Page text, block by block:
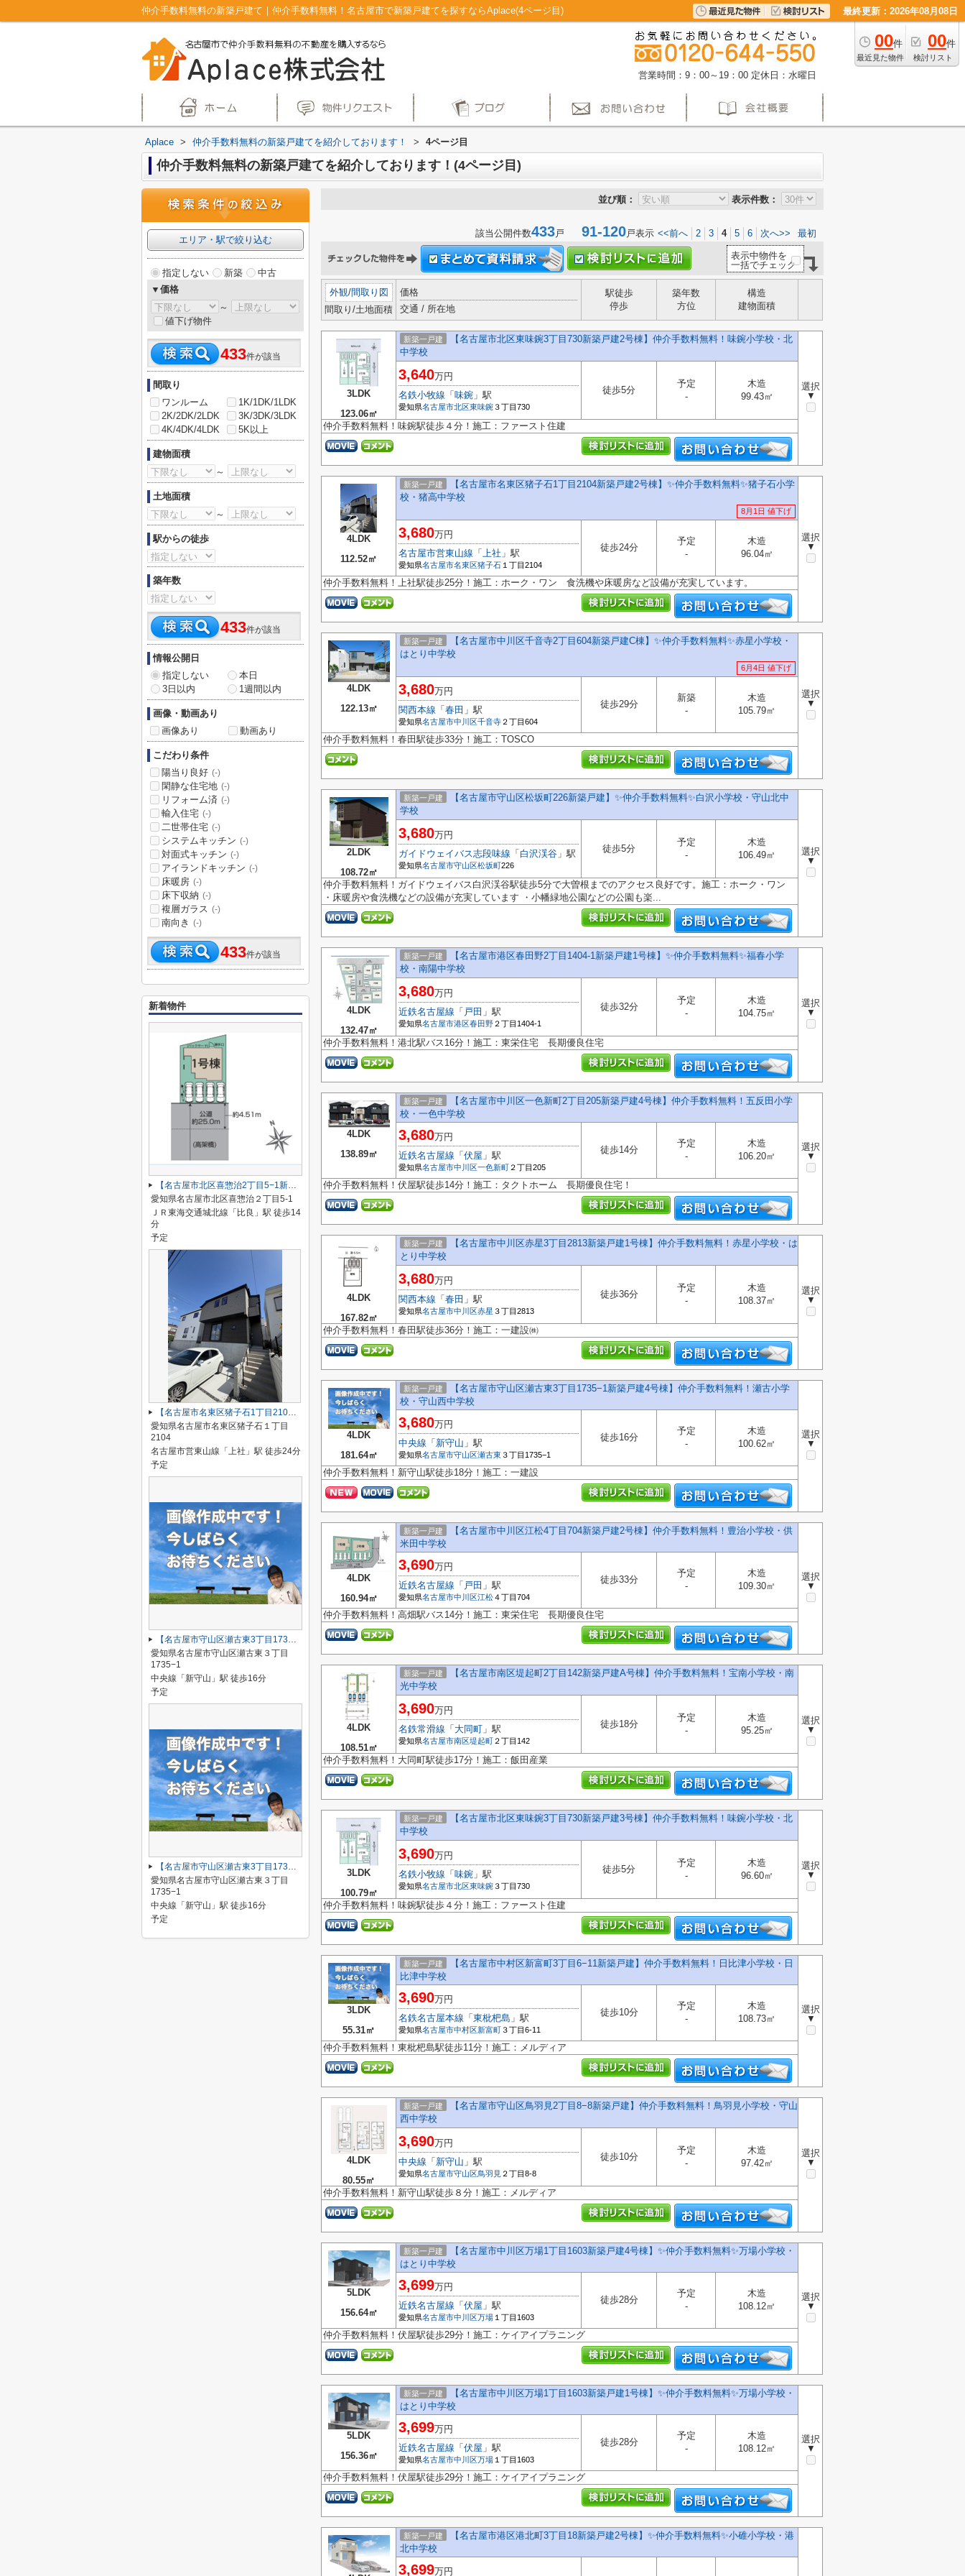
仲介手数料無料の新築戸建て｜仲介手数料無料！名古屋市で新築戸建てを探すならAplace(4ページ目) 最終更新：2026年08月08日
00件
最近見た物件
00件
検討リスト
営業時間：9：00～19：00 定休日：水曜日
Aplace > 仲介手数料無料の新築戸建てを紹介しております！ > 4ページ目
仲介手数料無料の新築戸建てを紹介しております！(4ページ目)
並び順： 表示件数：
該当公開件数433戸 91-120戸表示 <<前へ 2 3 4 5 6 次へ>> 最初
表示中物件を
一括でチェック
外観/間取り図
間取り/土地面積
価格
交通 / 所在地
駅徒歩
停歩
築年数
方位
構造
建物面積
3LDK
123.06㎡
新築一戸建
【名古屋市北区東味鋺3丁目730新築戸建2号棟】仲介手数料無料！味鋺小学校・北
中学校
選択
▼
3,640万円
名鉄小牧線 「 味鋺 」駅
愛知県名古屋市北区東味鋺３丁目730
徒歩5分
予定
-
木造
99.43㎡
仲介手数料無料！味鋺駅徒歩４分！施工：ファースト住建
4LDK
112.52㎡
新築一戸建
【名古屋市名東区猪子石1丁目2104新築戸建2号棟】✨️仲介手数料無料✨️猪子石小学
校・猪高中学校
8月1日 値下げ
選択
▼
3,680万円
名古屋市営東山線 「 上社 」駅
愛知県名古屋市名東区猪子石 １丁目2104
徒歩24分
予定
-
木造
96.04㎡
仲介手数料無料！上社駅徒歩25分！施工：ホーク・ワン 食洗機や床暖房など設備が充実しています。
4LDK
122.13㎡
新築一戸建
【名古屋市中川区千音寺2丁目604新築戸建C棟】✨️仲介手数料無料✨️赤星小学校・
はとり中学校
6月4日 値下げ
選択
▼
3,680万円
関西本線 「 春田 」駅
愛知県名古屋市中川区千音寺 ２丁目604
徒歩29分
新築
-
木造
105.79㎡
仲介手数料無料！春田駅徒歩33分！施工：TOSCO
2LDK
108.72㎡
新築一戸建
【名古屋市守山区松坂町226新築戸建】✨️仲介手数料無料✨️白沢小学校・守山北中
学校
選択
▼
3,680万円
ガイドウェイバス志段味線 「 白沢渓谷 」駅
愛知県名古屋市守山区松坂町226
徒歩5分
予定
-
木造
106.49㎡
仲介手数料無料！ガイドウェイバス白沢渓谷駅徒歩5分で大曽根までのアクセス良好です。施工：ホーク・ワン
・床暖房や食洗機などの設備が充実しています ・小幡緑地公園などの公園も楽...
4LDK
132.47㎡
新築一戸建
【名古屋市港区春田野2丁目1404-1新築戸建1号棟】✨️仲介手数料無料✨️福春小学
校・南陽中学校
選択
▼
3,680万円
近鉄名古屋線 「 戸田 」駅
愛知県名古屋市港区春田野 ２丁目1404-1
徒歩32分
予定
-
木造
104.75㎡
仲介手数料無料！港北駅バス16分！施工：東栄住宅 長期優良住宅
4LDK
138.89㎡
新築一戸建
【名古屋市中川区一色新町2丁目205新築戸建4号棟】仲介手数料無料！五反田小学
校・一色中学校
選択
▼
3,680万円
近鉄名古屋線 「 伏屋 」駅
愛知県名古屋市中川区一色新町 ２丁目205
徒歩14分
予定
-
木造
106.20㎡
仲介手数料無料！伏屋駅徒歩14分！施工：タクトホーム 長期優良住宅！
4LDK
167.82㎡
新築一戸建
【名古屋市中川区赤星3丁目2813新築戸建1号棟】仲介手数料無料！赤星小学校・は
とり中学校
選択
▼
3,680万円
関西本線 「 春田 」駅
愛知県名古屋市中川区赤星 ３丁目2813
徒歩36分
予定
-
木造
108.37㎡
仲介手数料無料！春田駅徒歩36分！施工：一建設㈱
4LDK
181.64㎡
新築一戸建
【名古屋市守山区瀬古東3丁目1735−1新築戸建4号棟】仲介手数料無料！瀬古小学
校・守山西中学校
選択
▼
3,680万円
中央線 「 新守山 」駅
愛知県名古屋市守山区瀬古東３丁目1735−1
徒歩16分
予定
-
木造
100.62㎡
仲介手数料無料！新守山駅徒歩18分！施工：一建設
4LDK
160.94㎡
新築一戸建
【名古屋市中川区江松4丁目704新築戸建2号棟】仲介手数料無料！豊治小学校・供
米田中学校
選択
▼
3,690万円
近鉄名古屋線 「 戸田 」駅
愛知県名古屋市中川区江松４丁目704
徒歩33分
予定
-
木造
109.30㎡
仲介手数料無料！高畑駅バス14分！施工：東栄住宅 長期優良住宅
4LDK
108.51㎡
新築一戸建
【名古屋市南区堤起町2丁目142新築戸建A号棟】仲介手数料無料！宝南小学校・南
光中学校
選択
▼
3,690万円
名鉄常滑線 「 大同町 」駅
愛知県名古屋市南区堤起町 ２丁目142
徒歩18分
予定
-
木造
95.25㎡
仲介手数料無料！大同町駅徒歩17分！施工：飯田産業
3LDK
100.79㎡
新築一戸建
【名古屋市北区東味鋺3丁目730新築戸建3号棟】仲介手数料無料！味鋺小学校・北
中学校
選択
▼
3,690万円
名鉄小牧線 「 味鋺 」駅
愛知県名古屋市北区東味鋺３丁目730
徒歩5分
予定
-
木造
96.60㎡
仲介手数料無料！味鋺駅徒歩４分！施工：ファースト住建
3LDK
55.31㎡
新築一戸建
【名古屋市中村区新富町3丁目6−11新築戸建】仲介手数料無料！日比津小学校・日
比津中学校
選択
▼
3,690万円
名鉄名古屋本線 「 東枇杷島 」駅
愛知県名古屋市中村区新富町３丁目6-11
徒歩10分
予定
-
木造
108.73㎡
仲介手数料無料！東枇杷島駅徒歩11分！施工：メルディア
4LDK
80.55㎡
新築一戸建
【名古屋市守山区鳥羽見2丁目8−8新築戸建】仲介手数料無料！鳥羽見小学校・守山
西中学校
選択
▼
3,690万円
中央線 「 新守山 」駅
愛知県名古屋市守山区鳥羽見 ２丁目8-8
徒歩10分
予定
-
木造
97.42㎡
仲介手数料無料！新守山駅徒歩８分！施工：メルディア
5LDK
156.64㎡
新築一戸建
【名古屋市中川区万場1丁目1603新築戸建4号棟】✨️仲介手数料無料✨️万場小学校・
はとり中学校
選択
▼
3,699万円
近鉄名古屋線 「 伏屋 」駅
愛知県名古屋市中川区万場 １丁目1603
徒歩28分
予定
-
木造
108.12㎡
仲介手数料無料！伏屋駅徒歩29分！施工：ケイアイプラニング
5LDK
156.36㎡
新築一戸建
【名古屋市中川区万場1丁目1603新築戸建1号棟】✨️仲介手数料無料✨️万場小学校・
はとり中学校
選択
▼
3,699万円
近鉄名古屋線 「 伏屋 」駅
愛知県名古屋市中川区万場 １丁目1603
徒歩28分
予定
-
木造
108.12㎡
仲介手数料無料！伏屋駅徒歩29分！施工：ケイアイプラニング
新築一戸建
【名古屋市港区港北町3丁目18新築戸建2号棟】✨️仲介手数料無料✨️小碓小学校・港
北中学校
3,699万円
エリア・駅で絞り込む
指定しない 新築
中古
▼価格
～
値下げ物件
433件が該当
間取り
ワンルーム
1K/1DK/1LDK
2K/2DK/2LDK
3K/3DK/3LDK
4K/4DK/4LDK
5K以上
建物面積
～
土地面積
～
駅からの徒歩
築年数
433件が該当
情報公開日
指定しない
本日
3日以内
1週間以内
画像・動画あり
画像あり
動画あり
こだわり条件
陽当り良好 (-)
閑静な住宅地 (-)
リフォーム済 (-)
輸入住宅 (-)
二世帯住宅 (-)
システムキッチン (-)
対面式キッチン (-)
アイランドキッチン (-)
床暖房 (-)
床下収納 (-)
複層ガラス (-)
南向き (-)
433件が該当
新着物件
【名古屋市北区喜惣治2丁目5−1新築戸建】仲介手数料無料！楠西小学校・楠中学校
愛知県名古屋市北区喜惣治２丁目5-1
ＪＲ東海交通城北線「比良」駅 徒歩14
分
予定
【名古屋市名東区猪子石1丁目2104新築戸建2号棟】✨️仲介手数料無料✨️猪子石小学校・猪高中学校
愛知県名古屋市名東区猪子石１丁目
2104
名古屋市営東山線「上社」駅 徒歩24分
予定
【名古屋市守山区瀬古東3丁目1735−1新築戸建1号棟】仲介手数料無料！瀬古小学校・守山西中学校
愛知県名古屋市守山区瀬古東３丁目
1735−1
中央線「新守山」駅 徒歩16分
予定
【名古屋市守山区瀬古東3丁目1735−1新築戸建4号棟】仲介手数料無料！瀬古小学校・守山西中学校
愛知県名古屋市守山区瀬古東３丁目
1735−1
中央線「新守山」駅 徒歩16分
予定